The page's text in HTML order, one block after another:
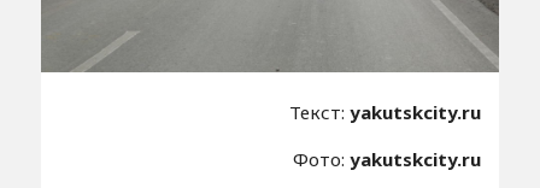
Текст:yakutskcity.ru
Фото:yakutskcity.ru